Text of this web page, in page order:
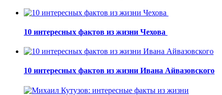
10 интересных фактов из жизни Чехова
10 интересных фактов из жизни Ивана Айвазовского